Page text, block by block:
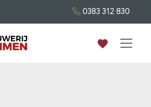
0383 312 830
favorite